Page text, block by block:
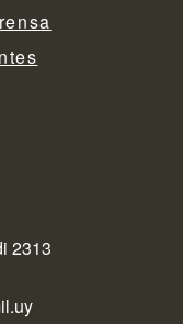
2313